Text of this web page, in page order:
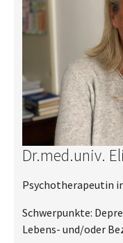
Dr.med.univ.
Psychotherapeutin
Schwerpunkte:
Lebens- und/oder